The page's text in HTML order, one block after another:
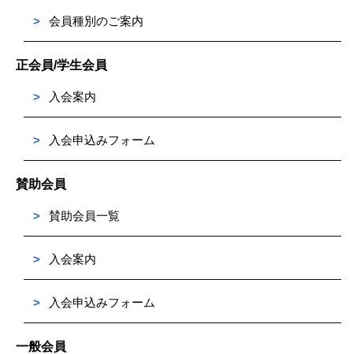
> 会員種別のご案内
正会員/学生会員
> 入会案内
> 入会申込みフォーム
賛助会員
> 賛助会員一覧
> 入会案内
> 入会申込みフォーム
一般会員